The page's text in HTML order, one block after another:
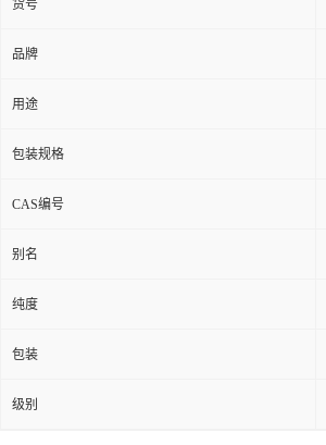
货号
品牌
用途
包装规格
CAS编号
别名
纯度
包装
级别